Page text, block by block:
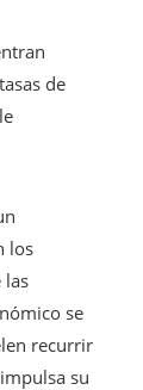
de
los
las
se
recurrir
su